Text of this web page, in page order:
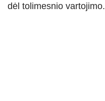
dėl tolimesnio vartojimo.